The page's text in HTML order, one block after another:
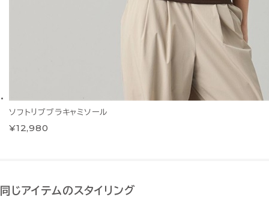
ソフトリブブラキャミソール
¥12,980
同じアイテムのスタイリング